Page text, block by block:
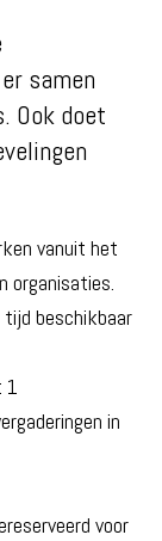
samen
Ook doet
vanuit het
organisaties.
tijd beschikbaar
1
in
voor